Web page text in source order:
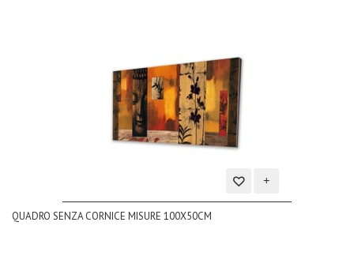
Aggiungi
QUADRO SENZA CORNICE MISURE 100X50CM